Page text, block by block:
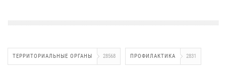
ТЕРРИТОРИАЛЬНЫЕ ОРГАНЫ 28568 ПРОФИЛАКТИКА 2831